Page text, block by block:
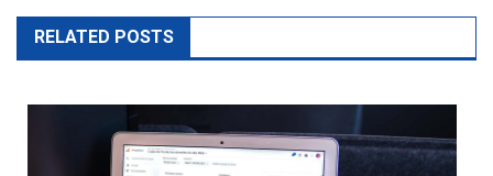
navigation
RELATED POSTS